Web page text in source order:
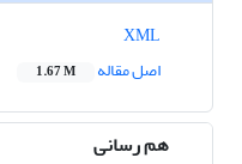
اصل مقاله
1.67 M
هم رسانی